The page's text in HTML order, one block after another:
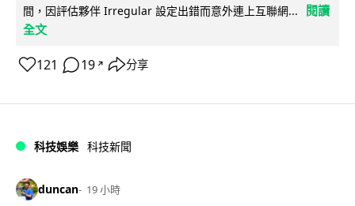
間，因評估夥伴 Irregular 設定出錯而意外連上互聯網...
閱讀
全文
121 19 ↗ 分享
科技娛樂 科技新聞
duncan 19 小時